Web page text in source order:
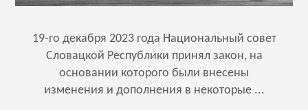
19-го декабря 2023 года Национальный совет
Словацкой Республики принял закон, на
основании которого были внесены
изменения и дополнения в некоторые ...